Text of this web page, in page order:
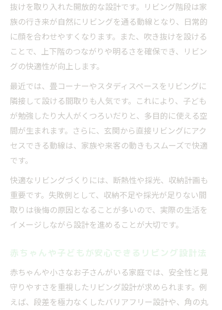
抜けを取り入れた開放的な設計です。リビング階段は家
族の行き来が自然にリビングを通る動線となり、日常的
に顔を合わせやすくなります。また、吹き抜けを設ける
ことで、上下階のつながりや明るさを確保でき、リビン
グの快適性が向上します。
最近では、畳コーナーやスタディスペースをリビングに
隣接して設ける間取りも人気です。これにより、子ども
が勉強したり大人がくつろいだりと、多目的に使える空
間が生まれます。さらに、玄関から直接リビングにアク
セスできる動線は、家族や来客の動きもスムーズで快適
です。
快適なリビングづくりには、断熱性や採光、収納計画も
重要です。失敗例として、収納不足や採光が足りない間
取りは後悔の原因となることが多いので、実際の生活を
イメージしながら設計を進めることが大切です。
赤ちゃんや子どもが安心できるリビング設計法
赤ちゃんや小さなお子さんがいる家庭では、安全性と見
守りやすさを重視したリビング設計が求められます。例
えば、段差を極力なくしたバリアフリー設計や、角の丸